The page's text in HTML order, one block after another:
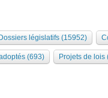
Dossiers législatifs (15952)
(693) Projets de lois